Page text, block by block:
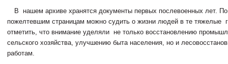
В нашем архиве хранятся документы первых послевоенных лет.
пожелтевшим страницам можно судить о жизни людей в те тяжелые
отметить, что внимание уделяли не только восстановлению
сельского хозяйства, улучшению быта населения, но и
работам.